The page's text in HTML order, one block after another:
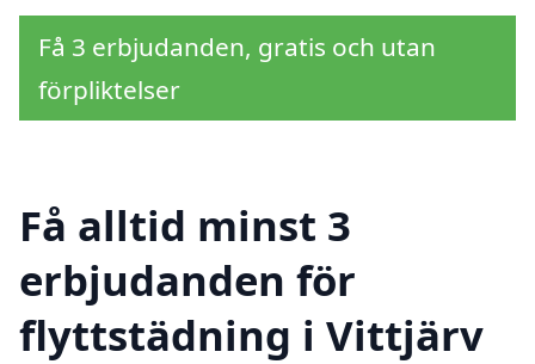
Få 3 erbjudanden, gratis och utan
förpliktelser
Få alltid minst 3
erbjudanden för
flyttstädning i Vittjärv